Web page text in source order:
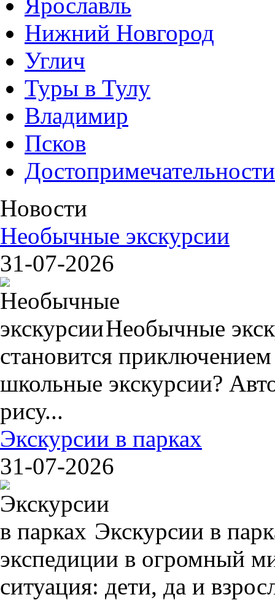
Нижний Новгород
Углич
Туры в Тулу
Владимир
Псков
Достопримечательности
Новости
Необычные экскурсии
31-07-2026
Необычные
становится
школьные экскурсии?
рису...
Экскурсии в парках
31-07-2026
Экскурсии в
экспедиции в огромный
ситуация: дети, да и